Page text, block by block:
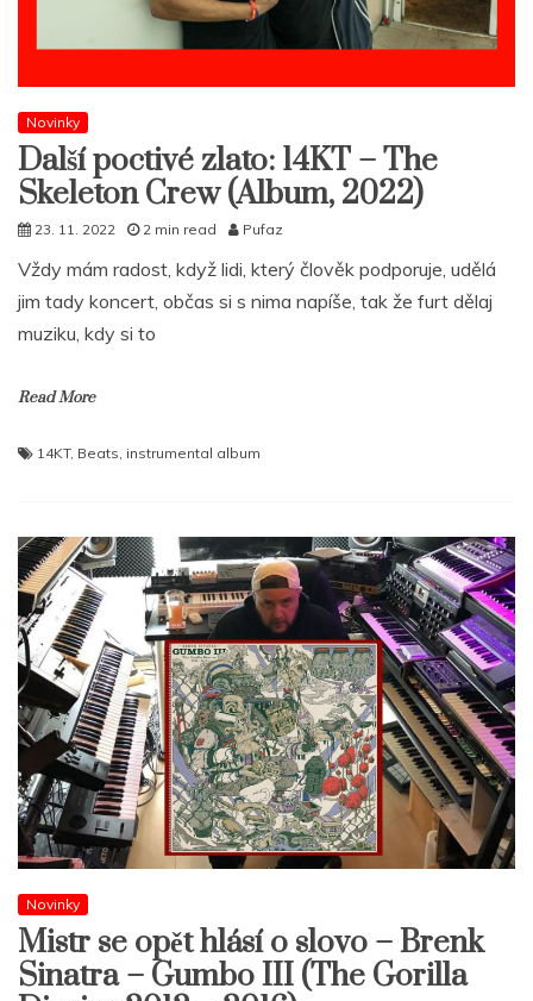
Novinky
Další poctivé zlato: 14KT – The
Skeleton Crew (Album, 2022)
23. 11. 2022 2 min read Pufaz
Vždy mám radost, když lidi, který člověk podporuje, udělá
jim tady koncert, občas si s nima napíše, tak že furt dělaj
muziku, kdy si to
Read More
14KT, Beats, instrumental album
Novinky
Mistr se opět hlásí o slovo – Brenk
Sinatra – Gumbo III (The Gorilla